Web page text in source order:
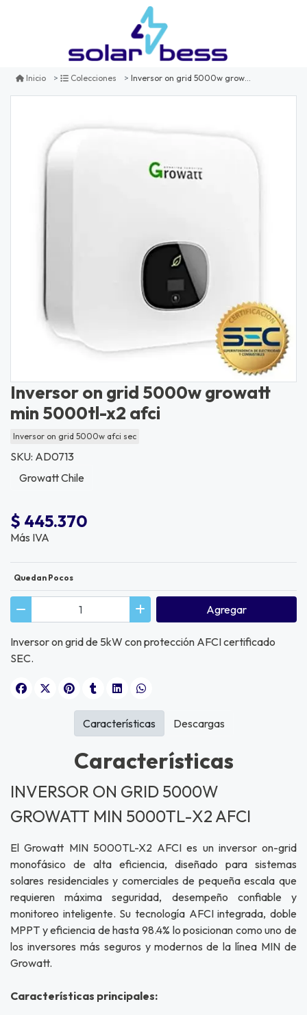
Inicio Colecciones Inversor on grid 5000w growatt min 5000tl-x2 afci
Inversor on grid 5000w growatt
min 5000tl-x2 afci
Inversor on grid 5000w afci sec
SKU: AD0713
Growatt Chile
$ 445.370
Más IVA
Quedan Pocos
Agregar
Inversor on grid de 5kW con protección AFCI certificado
SEC.
Características
INVERSOR ON GRID 5000W
GROWATT MIN 5000TL-X2 AFCI
El Growatt MIN 5000TL-X2 AFCI es un inversor on-grid
monofásico de alta eficiencia, diseñado para sistemas
solares residenciales y comerciales de pequeña escala que
requieren máxima seguridad, desempeño confiable y
monitoreo inteligente. Su tecnología AFCI integrada, doble
MPPT y eficiencia de hasta 98.4% lo posicionan como uno de
los inversores más seguros y modernos de la línea MIN de
Growatt.
Características principales:
Características Descargas